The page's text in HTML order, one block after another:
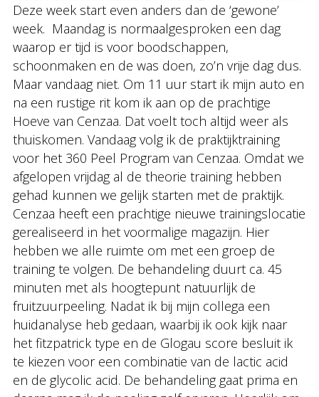
Deze week start even anders dan de ‘gewone’
week. Maandag is normaalgesproken een dag
waarop er tijd is voor boodschappen,
schoonmaken en de was doen, zo’n vrije dag dus.
Maar vandaag niet. Om 11 uur start ik mijn auto en
na een rustige rit kom ik aan op de prachtige
Hoeve van Cenzaa. Dat voelt toch altijd weer als
thuiskomen. Vandaag volg ik de praktijktraining
voor het 360 Peel Program van Cenzaa. Omdat we
afgelopen vrijdag al de theorie training hebben
gehad kunnen we gelijk starten met de praktijk.
Cenzaa heeft een prachtige nieuwe trainingslocatie
gerealiseerd in het voormalige magazijn. Hier
hebben we alle ruimte om met een groep de
training te volgen. De behandeling duurt ca. 45
minuten met als hoogtepunt natuurlijk de
fruitzuurpeeling. Nadat ik bij mijn collega een
huidanalyse heb gedaan, waarbij ik ook kijk naar
het fitzpatrick type en de Glogau score besluit ik
te kiezen voor een combinatie van de lactic acid
en de glycolic acid. De behandeling gaat prima en